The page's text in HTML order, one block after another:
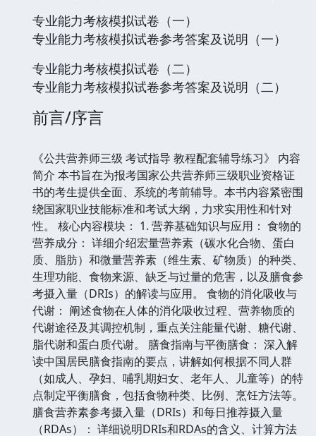
专业能力考核模拟试卷（一）
专业能力考核模拟试卷参考答案及说明（一）
专业能力考核模拟试卷（二）
专业能力考核模拟试卷参考答案及说明（二）
前言/序言
《公共营养师三级 考试指导 教程配套辅导练习》 内容
简介 本书旨在为报考国家公共营养师三级职业资格证
书的考生提供全面、系统的考前辅导。本书内容紧密围
绕国家职业技能标准和考试大纲，力求实用性和针对
性。 核心内容模块： 1. 营养基础知识与应用： 食物的
营养成分： 详细介绍宏量营养素（碳水化合物、蛋白
质、脂肪）和微量营养素（维生素、矿物质）的种类、
生理功能、食物来源、缺乏与过量的危害，以及膳食参
考摄入量（DRIs）的解读与应用。 食物的消化吸收与
代谢： 阐述食物在人体的消化吸收过程、营养物质的
代谢途径及其调控机制，重点关注能量代谢、糖代谢、
脂代谢和蛋白质代谢。 膳食指南与平衡膳食： 深入解
读中国居民膳食指南的要点，讲解如何根据不同人群
（如成人、孕妇、哺乳期妇女、老年人、儿童等）的特
点制定平衡膳食，包括食物种类、比例、烹饪方法等。
膳食营养素参考摄入量（DRIs）和每日推荐摄入量
（RDAs）： 详细说明DRIs和RDAs的含义、计算方法